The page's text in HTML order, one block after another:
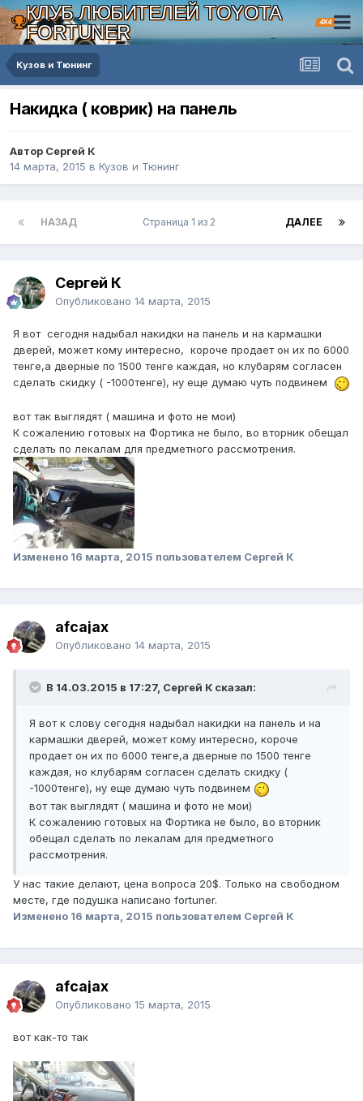
КЛУБ ЛЮБИТЕЛЕЙ TOYOTA
FORTUNER
4X4
Кузов и Тюнинг
Накидка ( коврик) на панель
Автор Сергей К
14 марта, 2015 в Кузов и Тюнинг
НАЗАД ДАЛЕЕ
Страница 1 из 2
Сергей К
Опубликовано 14 марта, 2015
Я вот сегодня надыбал накидки на панель и на кармашки
дверей, может кому интересно, короче продает он их по 6000
тенге,а дверные по 1500 тенге каждая, но клубарям согласен
сделать скидку ( -1000тенге), ну еще думаю чуть подвинем
вот так выглядят ( машина и фото не мои)
К сожалению готовых на Фортика не было, во вторник обещал
сделать по лекалам для предметного рассмотрения.
Изменено 16 марта, 2015 пользователем Сергей К
afcajax
Опубликовано 14 марта, 2015
В 14.03.2015 в 17:27, Сергей К сказал:
Я вот к слову сегодня надыбал накидки на панель и на
кармашки дверей, может кому интересно, короче
продает он их по 6000 тенге,а дверные по 1500 тенге
каждая, но клубарям согласен сделать скидку (
-1000тенге), ну еще думаю чуть подвинем
вот так выглядят ( машина и фото не мои)
К сожалению готовых на Фортика не было, во вторник
обещал сделать по лекалам для предметного
рассмотрения.
У нас такие делают, цена вопроса 20$. Только на свободном
месте, где подушка написано fortuner.
Изменено 16 марта, 2015 пользователем Сергей К
afcajax
Опубликовано 15 марта, 2015
вот как-то так